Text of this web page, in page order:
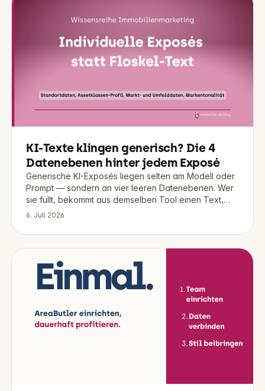
KI-Texte klingen generisch? Die 4
Datenebenen hinter jedem Exposé
Generische KI-Exposés liegen selten am Modell oder
Prompt — sondern an vier leeren Datenebenen. Wer
sie füllt, bekommt aus demselben Tool einen Text,
der zu Objekt und Marke passt.
6. Juli 2026